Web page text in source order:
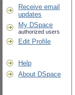
Receive email
updates
My DSpace
authorized users
Edit Profile
Help
About DSpace